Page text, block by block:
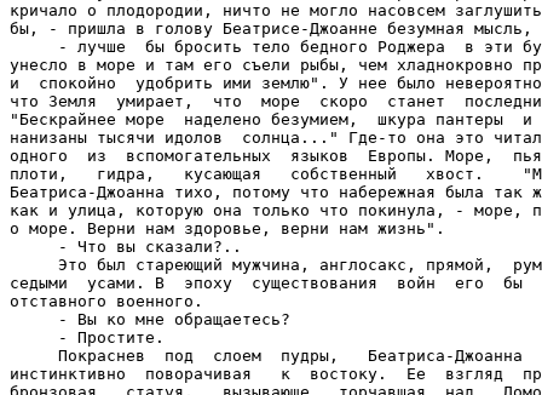
кричало о плодородии, ничто не могло насовсем
бы, - пришла в голову Беатрисе-Джоанне безумная мысль,
- лучше  бы бросить тело бедного Роджера  в эти
унесло в море и там его съели рыбы, чем хладнокровно
и  спокойно  удобрить ими землю". У нее было
что Земля  умирает,  что  море  скоро  станет
"Бескрайнее море  наделено безумием,  шкура пантеры
нанизаны тысячи идолов  солнца..." Где-то она это
одного  из  вспомогательных  языков  Европы. Море,
плоти,   гидра,   кусающая   собственный   хвост.
Беатриса-Джоанна тихо, потому что набережная была так
как и улица, которую она только что покинула, - море,
о море. Верни нам здоровье, верни нам жизнь".
     - Что вы сказали?..
Это был стареющий мужчина, англосакс, прямой,
седыми  усами. В  эпоху  существования  войн  его  бы
отставного военного.
     - Вы ко мне обращаетесь?
     - Простите.
Покраснев  под  слоем  пудры,   Беатриса-Джоанна
инстинктивно  поворачивая   к  востоку.  Ее  взгляд